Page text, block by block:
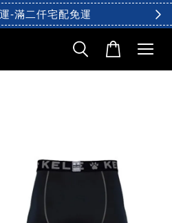
-滿二仟宅配免運